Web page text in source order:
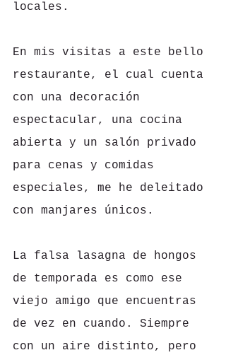
locales.
En mis visitas a este bello
restaurante, el cual cuenta
con una decoración
espectacular, una cocina
abierta y un salón privado
para cenas y comidas
especiales, me he deleitado
con manjares únicos.
La falsa lasagna de hongos
de temporada es como ese
viejo amigo que encuentras
de vez en cuando. Siempre
con un aire distinto, pero